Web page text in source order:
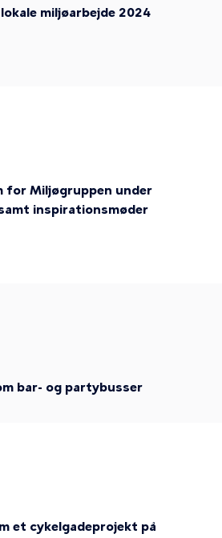
miljøarbejde 2024
for Miljøgruppen under
inspirationsmøder
bar- og partybusser
et cykelgadeprojekt på